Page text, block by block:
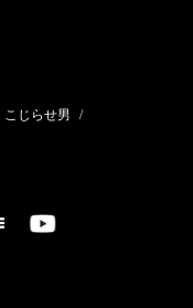
こじらせ男 /